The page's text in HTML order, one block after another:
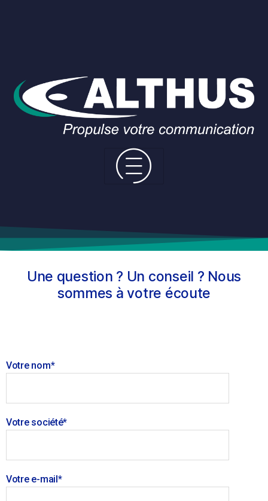
Une question ? Un conseil ? Nous
sommes à votre écoute
Votre nom*
Votre société*
Votre e-mail*